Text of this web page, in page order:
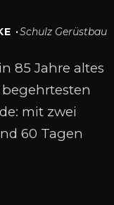
·Schulz Gerüstbau
85 Jahre altes
mit zwei
60 Tagen